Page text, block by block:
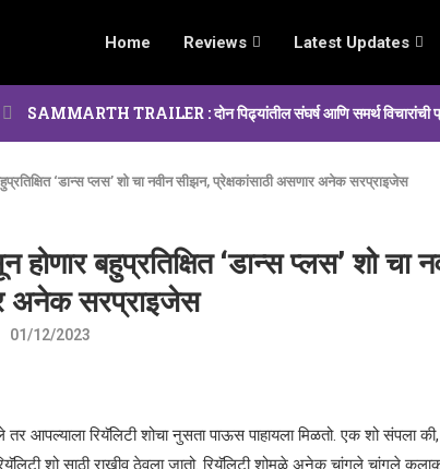
Home Reviews Latest Updates
SAMMARTH TRAILER : दोन पिढ्यांतील संघर्ष आणि समर्थ विचारांची
‘डान्स प्लस’ शो चा नवीन सीझन, प्रेक्षकांसाठी असणार अनेक सरप्राइजेस
होणार बहुप्रतिक्षित ‘डान्स प्लस’ शो चा
अनेक सरप्राइजेस
01/12/2023
आपल्याला रियॅलिटी शोचा नुसता पाऊस पाहायला मिळतो. एक शो संपला की,
शो साठी राखीव ठेवला जातो. रियॅलिटी शोमुळे अनेक चांगले चांगले